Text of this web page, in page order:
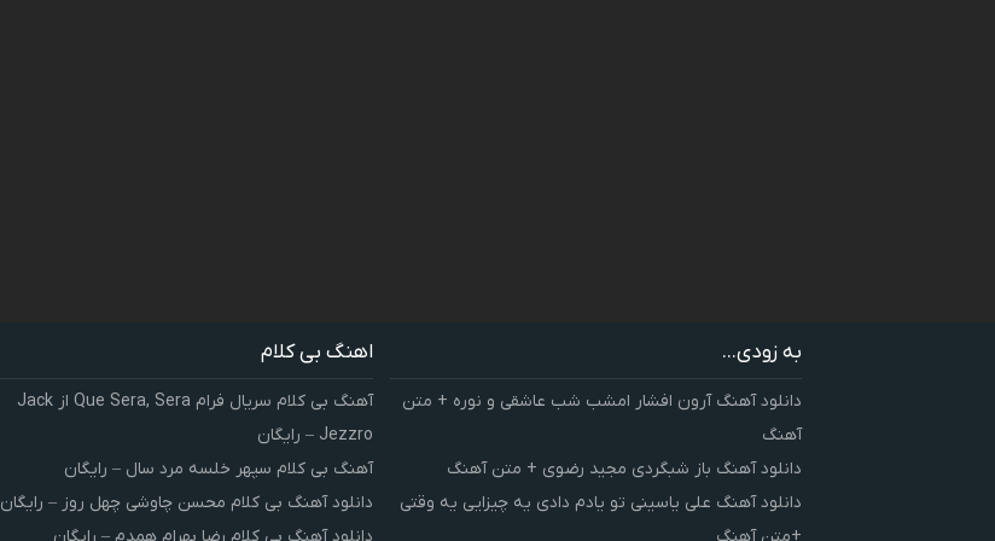
به زودی...
دانلود آهنگ آرون افشار امشب شب عاشقی و نوره + متن
آهنگ
دانلود آهنگ باز شبگردی مجید رضوی + متن آهنگ
دانلود آهنگ علی یاسینی تو یادم دادی یه چیزایی یه وقتی
اهنگ بی کلام
آهنگ بی کلام سریال فرام Que Sera, Sera از Jack
Jezzro – رایگان
آهنگ بی کلام سپهر خلسه مرد سال – رایگان
دانلود آهنگ بی کلام محسن چاوشی چهل روز – رایگان